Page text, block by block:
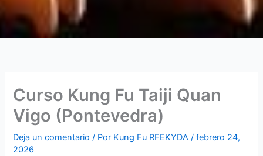
Curso Kung Fu Taiji Quan
Vigo (Pontevedra)
Deja un comentario / Por Kung Fu RFEKYDA/febrero 24,
2026